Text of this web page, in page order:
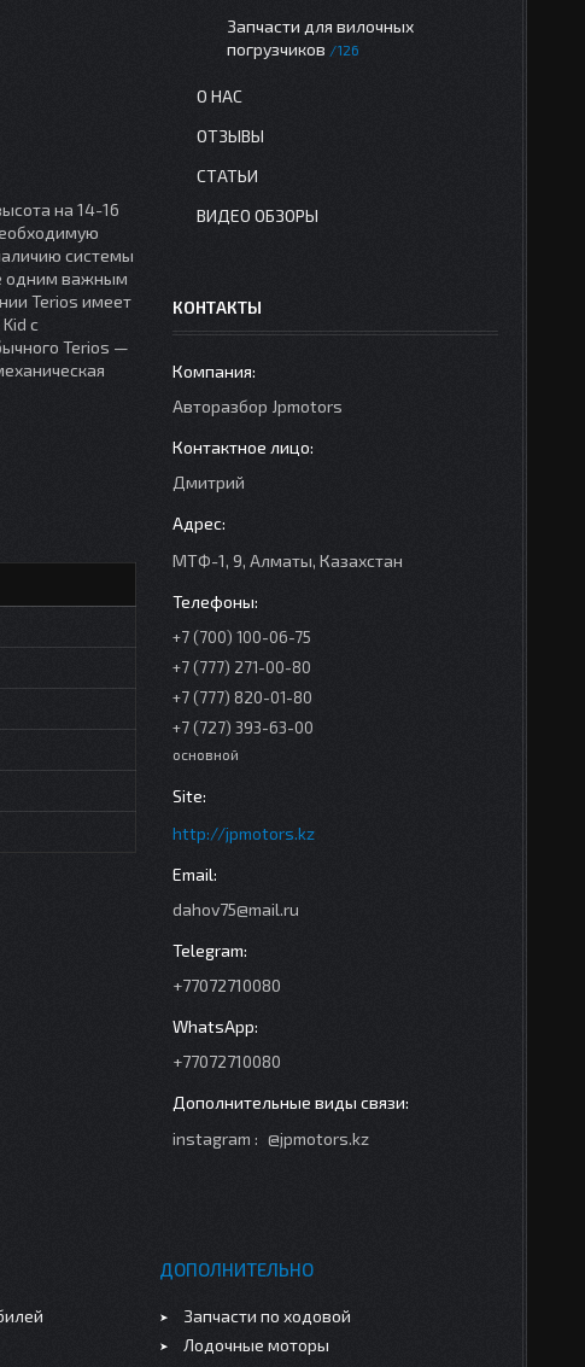
на 14-16
системы
одним важным
Terios имеет
с
Terios —
Запчасти для вилочных
погрузчиков
126
О НАС
ОТЗЫВЫ
СТАТЬИ
ВИДЕО ОБЗОРЫ
КОНТАКТЫ
Авторазбор Jpmotors
Дмитрий
МТФ-1, 9, Алматы, Казахстан
+7 (700) 100-06-75
+7 (777) 271-00-80
+7 (777) 820-01-80
+7 (727) 393-63-00
основной
http://jpmotors.kz
dahov75@mail.ru
+77072710080
+77072710080
instagram @jpmotors.kz
ДОПОЛНИТЕЛЬНО
Запчасти по ходовой
Лодочные моторы